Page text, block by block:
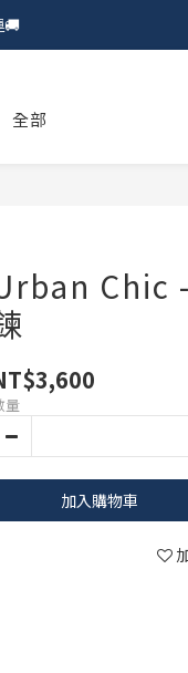
🚚
全部
Chic
量
加入購物車